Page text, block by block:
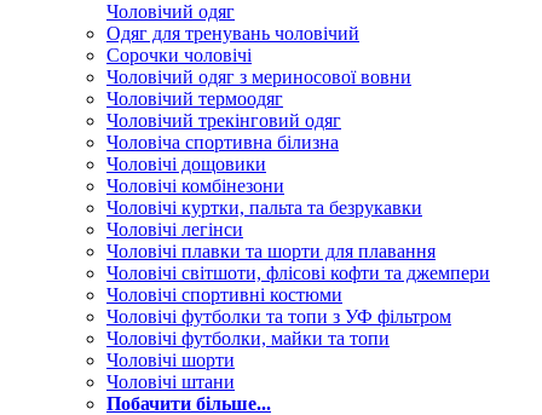
Чоловічий одяг
Одяг для тренувань чоловічий
Сорочки чоловічі
Чоловічий одяг з мериносової вовни
Чоловічий термоодяг
Чоловічий трекінговий одяг
Чоловіча спортивна білизна
Чоловічі дощовики
Чоловічі комбінезони
Чоловічі куртки, пальта та безрукавки
Чоловічі легінси
Чоловічі плавки та шорти для плавання
Чоловічі світшоти, флісові кофти та джемпери
Чоловічі спортивні костюми
Чоловічі футболки та топи з УФ фільтром
Чоловічі футболки, майки та топи
Чоловічі шорти
Чоловічі штани
Побачити більше...